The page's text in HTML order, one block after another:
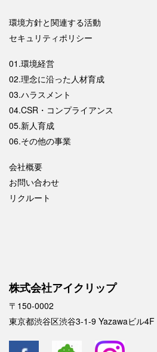
環境方針と関連する活動
セキュリティポリシー
01.環境経営
02.理念に沿った人材育成
03.ハラスメント
04.CSR・コンプライアンス
05.新人育成
06.その他の事業
会社概要
お問い合わせ
リクルート
株式会社アイクリップ
〒150-0002
東京都渋谷区渋谷3-1-9 Yazawaビル4F